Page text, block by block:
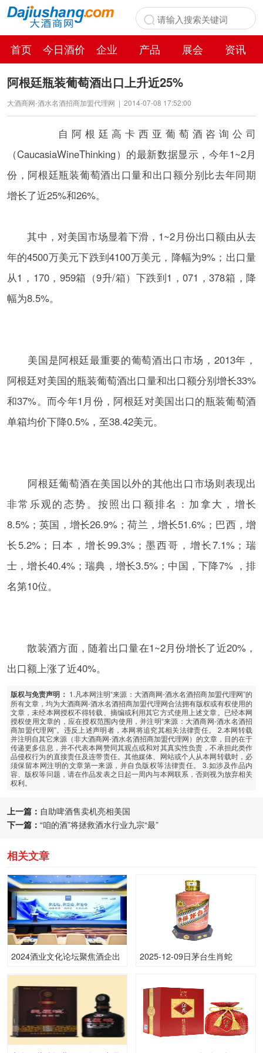
首页 今日酒价 企业 产品 展会
资讯
百科
阿根廷瓶装葡萄酒出口上升近25%
大酒商网-酒水名酒招商加盟代理网 | 2014-07-08 17:52:00
自阿根廷高卡西亚葡萄酒咨询公司
（CaucasiaWineThinking）的最新数据显示，今年1~2月
份，阿根廷瓶装葡萄酒出口量和出口额分别比去年同期
增长了近25%和26%。
其中，对美国市场显着下滑，1~2月份出口额由从去
年的4500万美元下跌到4100万美元，降幅为9%；出口量
从1，170，959箱（9升/箱）下跌到1，071，378箱，降
幅为8.5%。
美国是阿根廷最重要的葡萄酒出口市场，2013年，
阿根廷对美国的瓶装葡萄酒出口量和出口额分别增长33%
和37%。而今年1月份，阿根廷对美国出口的瓶装葡萄酒
单箱均价下降0.5%，至38.42美元。
阿根廷葡萄酒在美国以外的其他出口市场则表现出
非常乐观的态势。按照出口额排名：加拿大，增长
8.5%；英国，增长26.9%；荷兰，增长51.6%；巴西，增
长5.2%；日本，增长99.3%；墨西哥，增长7.1%；瑞
士，增长40.4%；瑞典，增长3.5%；中国，下降7% ，排
名第10位。
散装酒方面，随着出口量在1~2月份增长了近20%，
出口额上涨了近40%。
版权与免责声明： 1.凡本网注明“来源：大酒商网-酒水名酒招商加盟代理网”的
所有文章，均为大酒商网-酒水名酒招商加盟代理网合法拥有版权或有权使用的
文章，未经本网授权不得转载、摘编或利用其它方式使用上述文章。已经本网
授权使用文章的，应在授权范围内使用，并注明“来源：大酒商网-酒水名酒招
商加盟代理网”。违反上述声明者，本网将追究其相关法律责任。 2.本网转载
并注明自其它来源（非大酒商网-酒水名酒招商加盟代理网）的文章，目的在于
传递更多信息，并不代表本网赞同其观点或和对其真实性负责，不承担此类作
品侵权行为的直接责任及连带责任。其他媒体、网站或个人从本网转载时，必
须保留本网注明的文章第一来源，并自负版权等法律责任。 3.如涉及作品内
容、版权等问题，请在作品发表之日起一周内与本网联系，否则视为放弃相关
权利。
上一篇： 自助啤酒售卖机亮相美国
下一篇： “咱的酒”将拯救酒水行业九宗“最”
相关文章
2024酒业文化论坛聚焦酒企出
程
2025-12-09日茅台生肖蛇
一瓶，下跌 5元